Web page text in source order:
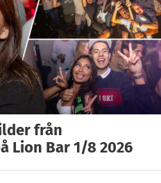
från
Lion Bar 1/8 2026